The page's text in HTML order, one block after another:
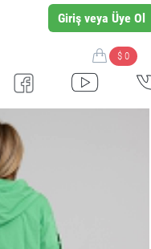
Giriş veya Üye Ol
$ 0